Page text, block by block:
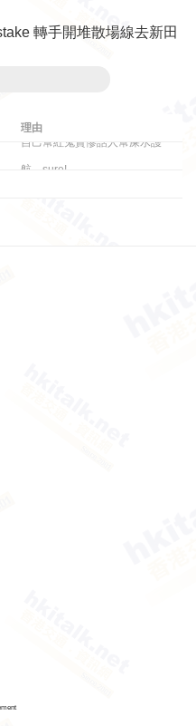
轉手開堆散場線去新田
理由
自己幫紅鬼賣慘話人幫屎水護
航，sure!.